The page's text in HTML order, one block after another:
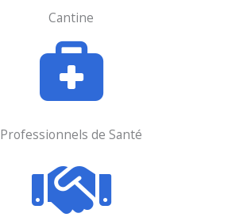
Cantine
Professionnels de Santé